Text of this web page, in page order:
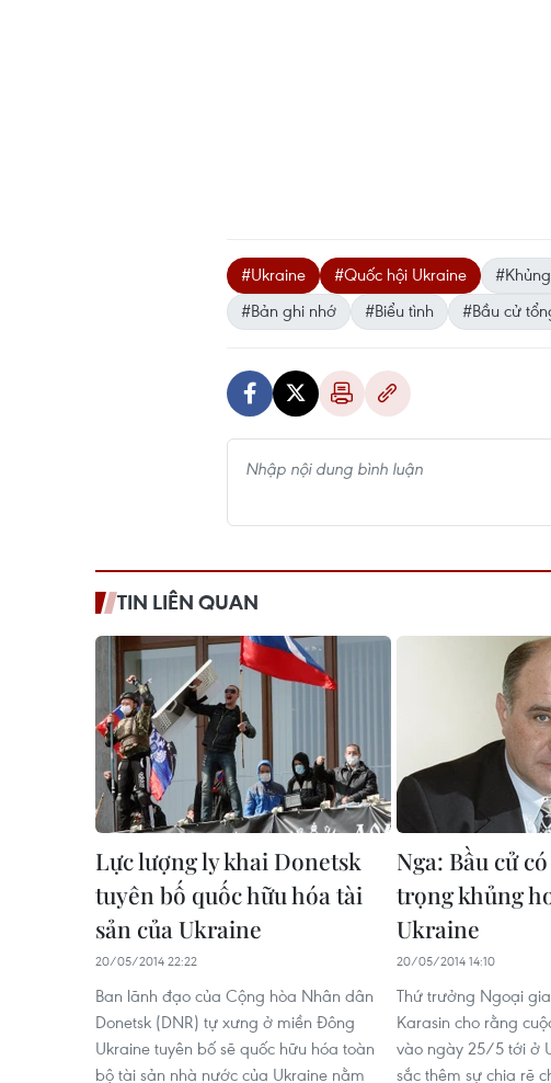
#Ukraine #Quốc hội Ukraine
#Bản ghi nhớ
#Biểu tình #Bầu cử
TIN LIÊN QUAN
Lực lượng ly khai Donetsk
tuyên bố quốc hữu hóa tài
sản của Ukraine
20/05/2014 22:22
Ban lãnh đạo của Cộng hòa Nhân dân
Donetsk (DNR) tự xưng ở miền Đông
Ukraine tuyên bố sẽ quốc hữu hóa toàn
bộ tài sản nhà nước của Ukraine nằm
Nga: Bầu cử
trọng khủng
Ukraine
20/05/2014 14:10
Thứ trưởng Ngoại
Karasin cho rằng
vào ngày 25/5 tới ở
sắc thêm sự chia rẽ